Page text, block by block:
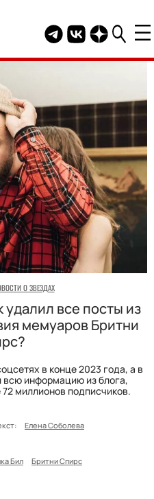
Telegram канал
Группа HELLO
Канал
О ЗВЕЗДАХ
все посты из
мемуаров Бритни
в конце 2023 года, а в
всю информацию из блога,
миллионов подписчиков.
Елена Соболева
Бил Бритни Спирс